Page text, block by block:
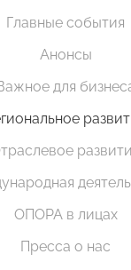
Главные события
Анонсы
для
ОПОРА в лицах
Пресса о нас